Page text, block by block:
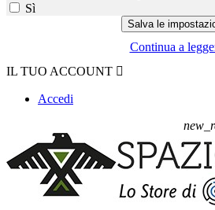
Sì
Continua a
IL TUO ACCOUNT 
Accedi